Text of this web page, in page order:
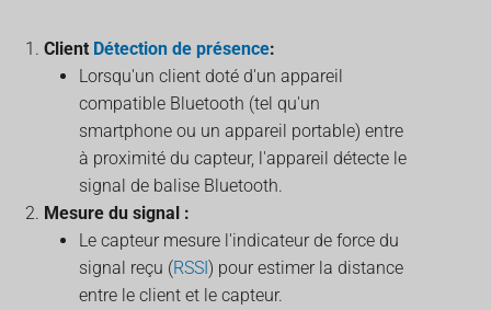
Client Détection de présence:
Lorsqu'un client doté d'un appareil
compatible Bluetooth (tel qu'un
smartphone ou un appareil portable) entre
à proximité du capteur, l'appareil détecte le
signal de balise Bluetooth.
Mesure du signal :
Le capteur mesure l'indicateur de force du
signal reçu (RSSI) pour estimer la distance
entre le client et le capteur.